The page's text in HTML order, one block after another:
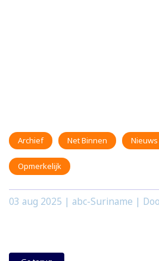
Archief Net Binnen
Opmerkelijk
03 aug 2025 | abc-Suriname |